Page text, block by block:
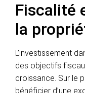
Fiscalité
la
L’investissement
des objectifs
croissance. Sur le
bénéficier d’une